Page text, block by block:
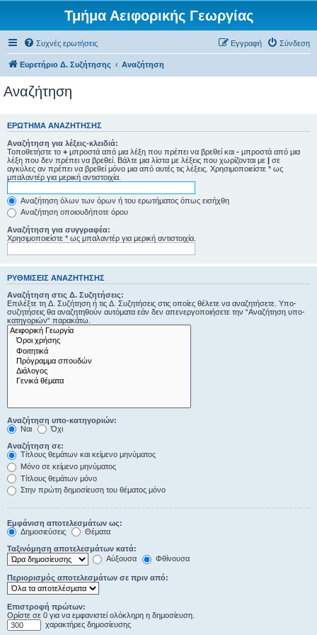
Τμήμα Αειφορικής Γεωργίας
Συχνές ερωτήσεις Σύνδεση
Εγγραφή
Ευρετήριο Δ. Συζήτησης Αναζήτηση
Αναζήτηση
ΕΡΏΤΗΜΑ ΑΝΑΖΉΤΗΣΗΣ
Αναζήτηση για λέξεις-κλειδιά:
Τοποθετήστε το + μπροστά από μια λέξη που πρέπει να βρεθεί και - μπροστά από μια
λέξη που δεν πρέπει να βρεθεί. Βάλτε μια λίστα με λέξεις που χωρίζονται με | σε
αγκύλες αν πρέπει να βρεθεί μόνο μια από αυτές τις λέξεις. Χρησιμοποιείστε * ως
μπαλαντέρ για μερική αντιστοιχία.
Αναζήτηση όλων των όρων ή του ερωτήματος όπως εισήχθη
Αναζήτηση οποιουδήποτε όρου
Αναζήτηση για συγγραφέα:
Χρησιμοποιείστε * ως μπαλαντέρ για μερική αντιστοιχία.
ΡΥΘΜΊΣΕΙΣ ΑΝΑΖΉΤΗΣΗΣ
Αναζήτηση στις Δ. Συζητήσεις:
Επιλέξτε τη Δ. Συζήτηση ή τις Δ. Συζητήσεις στις οποίες θέλετε να αναζητήσετε. Υπο-
συζητήσεις θα αναζητηθούν αυτόματα εάν δεν απενεργοποιήσετε την “Αναζήτηση υπο-
κατηγοριών“ παρακάτω.
Αναζήτηση υπο-κατηγοριών:
Ναι
Όχι
Αναζήτηση σε:
Τίτλους θεμάτων και κείμενο μηνύματος
Μόνο σε κείμενο μηνύματος
Τίτλους θεμάτων μόνο
Στην πρώτη δημοσίευση του θέματος μόνο
Εμφάνιση αποτελεσμάτων ως:
Δημοσιεύσεις
Θέματα
Ταξινόμηση αποτελεσμάτων κατά:
Αύξουσα
Φθίνουσα
Περιορισμός αποτελεσμάτων σε πριν από:
Επιστροφή πρώτων:
Ορίστε σε 0 για να εμφανιστεί ολόκληρη η δημοσίευση.
χαρακτήρες δημοσίευσης